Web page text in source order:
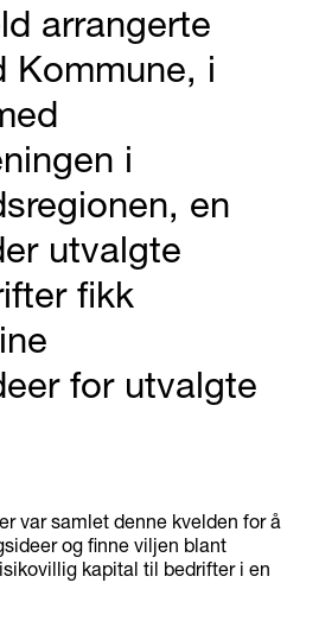
arrangerte
Kommune, i
i
en
utvalgte
fikk
for utvalgte
var samlet denne kvelden for å
og finne viljen blant
kapital til bedrifter i en